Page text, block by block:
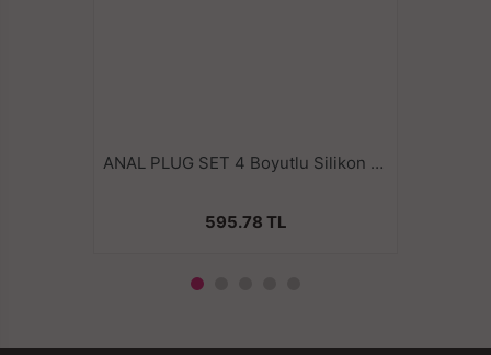
ANAL PLUG SET 4 Boyutlu Silikon Anal Tıkaç Kiti - Mor
595.78 TL